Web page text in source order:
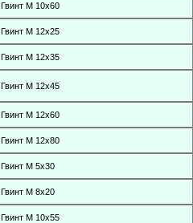
Гвинт М 10х60
Гвинт М 12х25
Гвинт М 12х35
Гвинт М 12х45
Гвинт М 12х60
Гвинт М 12х80
Гвинт М 5х30
Гвинт М 8х20
Гвинт М 10х55